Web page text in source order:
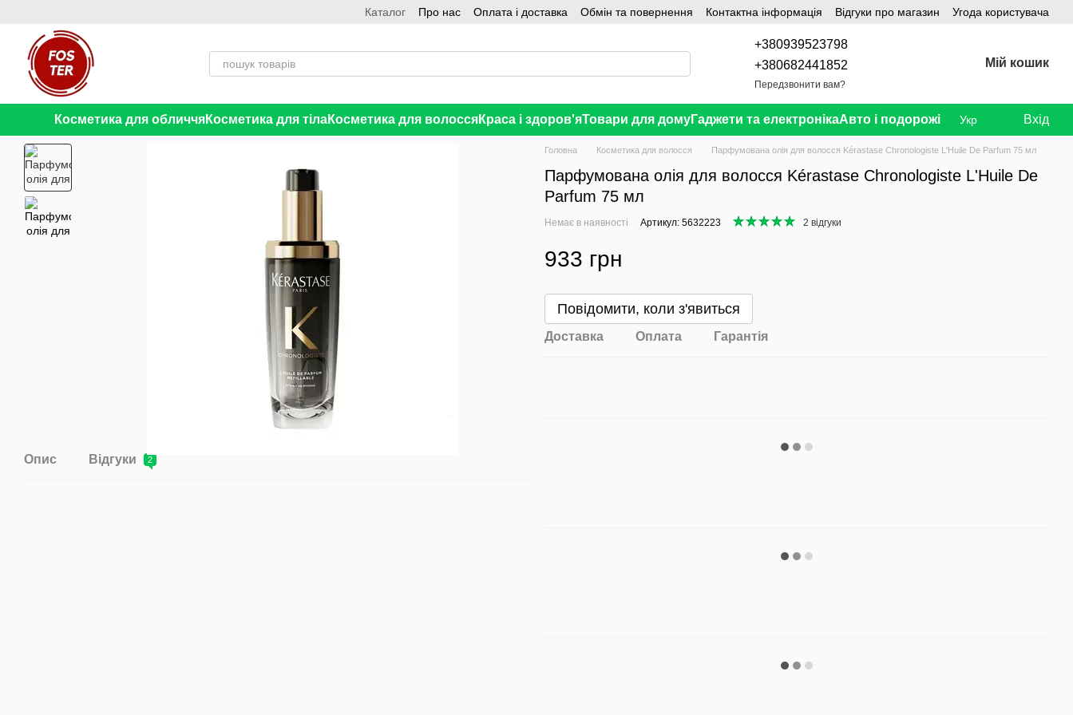
Каталог Про нас Оплата і доставка Обмін та повернення Контактна інформація Відгуки про магазин Угода користувача
+380939523798
+380682441852
Передзвонити вам?
Мій кошик
Косметика для обличчяКосметика для тілаКосметика для волоссяКраса і здоров'яТовари для домуГаджети та електронікаАвто і подорожі Укр Вхід
Опис Відгуки 2
Головна Косметика для волосся Парфумована олія для волосся Kérastase Chronologiste L'Huile De Parfum 75 мл
Парфумована олія для волосся Kérastase Chronologiste L'Huile De
Parfum 75 мл
Немає в наявності Артикул: 5632223 2 відгуки
933 грн
В бажання
Повідомити, коли з'явиться
Доставка Оплата Гарантія